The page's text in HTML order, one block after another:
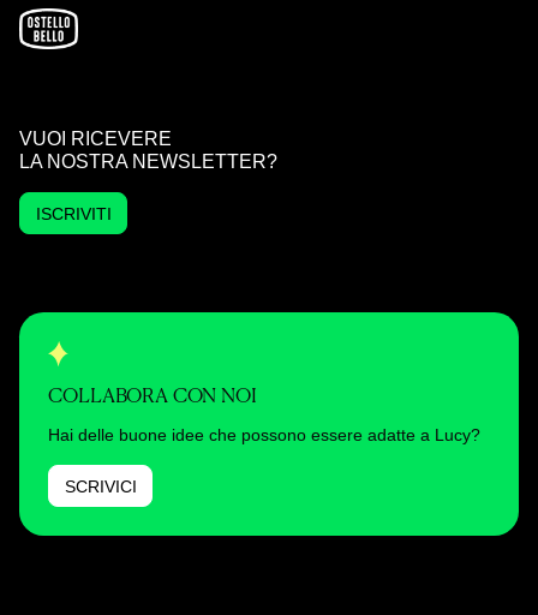
VUOI RICEVERE
LA NOSTRA NEWSLETTER?
ISCRIVITI
COLLABORA CON NOI
Hai delle buone idee che possono essere adatte a Lucy?
SCRIVICI